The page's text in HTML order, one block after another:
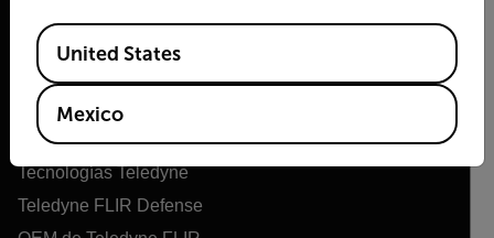
Flir
Acerca de Flir
Tecnologías Teledyne
Teledyne FLIR Defense
Available Locations
United States
Mexico